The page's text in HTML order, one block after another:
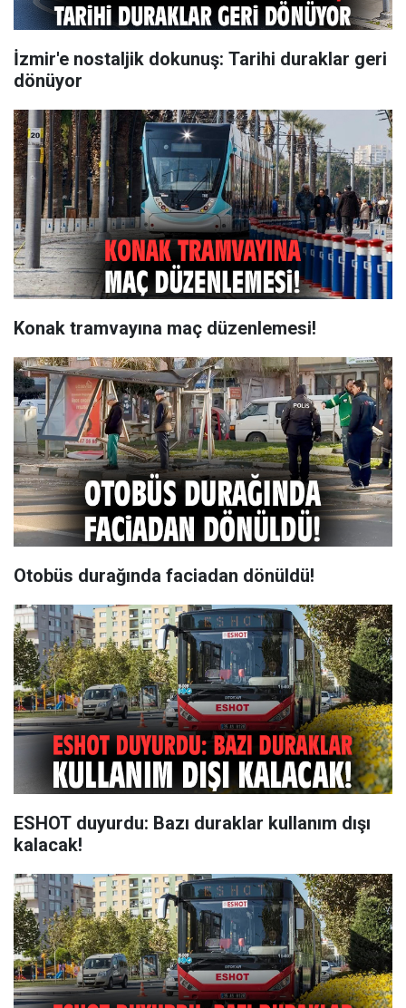
İzmir'e nostaljik dokunuş: Tarihi duraklar geri
dönüyor
Konak tramvayına maç düzenlemesi!
Otobüs durağında faciadan dönüldü!
ESHOT duyurdu: Bazı duraklar kullanım dışı
kalacak!